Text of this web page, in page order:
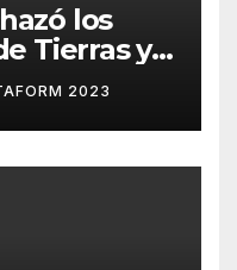
los
Tierras y
el
2023